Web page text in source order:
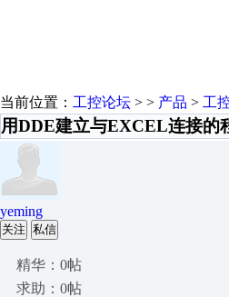
当前位置： 工控论坛 > > 产品 > 工
用DDE建立与EXCEL连接的
yeming
关注 私信
精华：0帖
求助：0帖